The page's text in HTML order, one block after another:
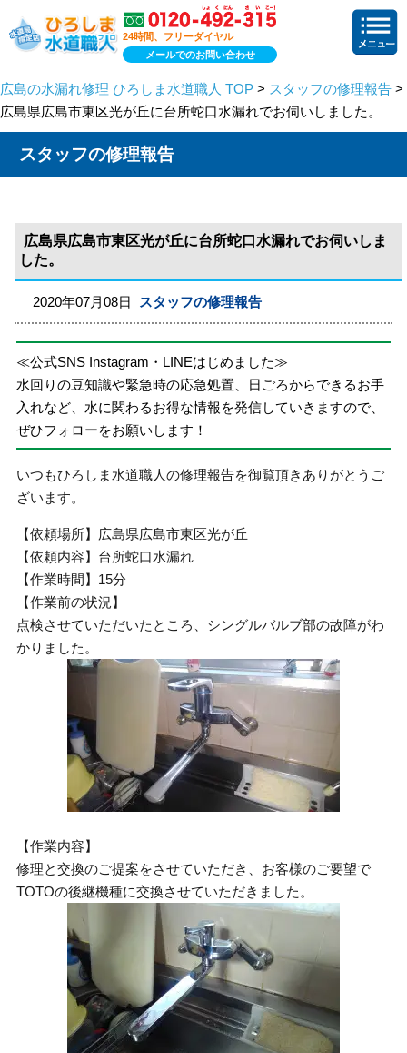
24時間、フリーダイヤル
メールでのお問い合わせ
広島の水漏れ修理 ひろしま水道職人 TOP > スタッフの修理報告 >
広島県広島市東区光が丘に台所蛇口水漏れでお伺いしました。
スタッフの修理報告
広島県広島市東区光が丘に台所蛇口水漏れでお伺いしま
した。
2020年07月08日 スタッフの修理報告
≪公式SNS Instagram・LINEはじめました≫
水回りの豆知識や緊急時の応急処置、日ごろからできるお手
入れなど、水に関わるお得な情報を発信していきますので、
ぜひフォローをお願いします！
いつもひろしま水道職人の修理報告を御覧頂きありがとうご
ざいます。
【依頼場所】広島県広島市東区光が丘
【依頼内容】台所蛇口水漏れ
【作業時間】15分
【作業前の状況】
点検させていただいたところ、シングルバルブ部の故障がわ
かりました。
【作業内容】
修理と交換のご提案をさせていただき、お客様のご要望で
TOTOの後継機種に交換させていただきました。